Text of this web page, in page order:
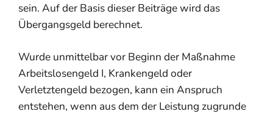
sein. Auf der Basis dieser Beiträge wird das
Übergangsgeld berechnet.
Wurde unmittelbar vor Beginn der Maßnahme
Arbeitslosengeld I, Krankengeld oder
Verletztengeld bezogen, kann ein Anspruch
entstehen, wenn aus dem der Leistung zugrunde